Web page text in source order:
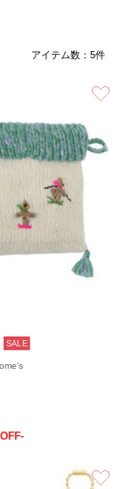
アイテム数： 5件
SALE